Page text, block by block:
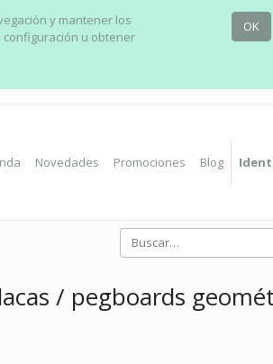
y mantener los
configuración u obtener
OK
Novedades Promociones Blog
/ pegboards